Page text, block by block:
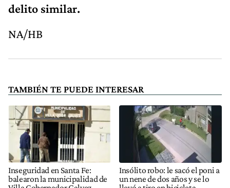
delito similar.
NA/HB
TAMBIÉN TE PUEDE INTERESAR
Inseguridad en Santa Fe:
balearon la municipalidad de
Insólito robo: le sacó el poni a
un nene de dos años y se lo